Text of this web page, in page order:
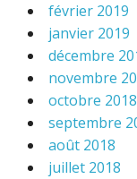
février 2019
janvier 2019
décembre
novembre
octobre 2018
septembre
août 2018
juillet 2018